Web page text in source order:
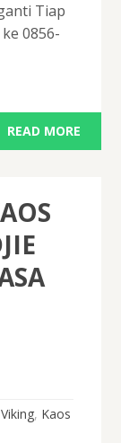
Tiap
0856-
READ MORE
, Kaos